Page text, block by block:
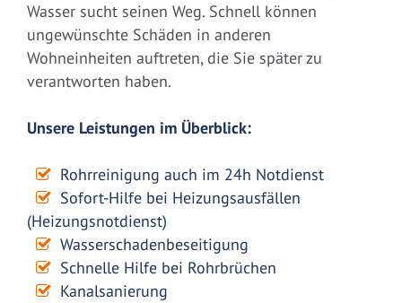
Wasser sucht seinen Weg. Schnell können
ungewünschte Schäden in anderen
Wohneinheiten auftreten, die Sie später zu
verantworten haben.
Unsere Leistungen im Überblick:
Rohrreinigung auch im 24h Notdienst
Sofort-Hilfe bei Heizungsausfällen
(Heizungsnotdienst)
Wasserschadenbeseitigung
Schnelle Hilfe bei Rohrbrüchen
Kanalsanierung